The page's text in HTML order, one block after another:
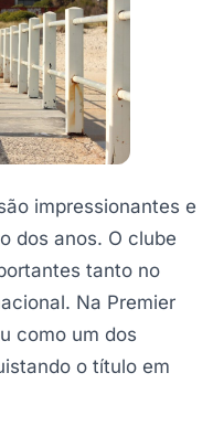
impressionantes e
dos anos. O clube
tanto no
Na Premier
como um dos
o título em